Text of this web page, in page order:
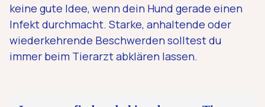
keine gute Idee, wenn dein Hund gerade einen
Infekt durchmacht. Starke, anhaltende oder
wiederkehrende Beschwerden solltest du
immer beim Tierarzt abklären lassen.